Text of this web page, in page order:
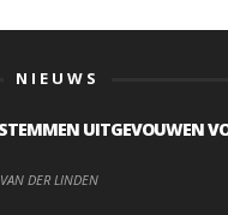
NIEUWS
UITGEVOUWEN
DER LINDEN